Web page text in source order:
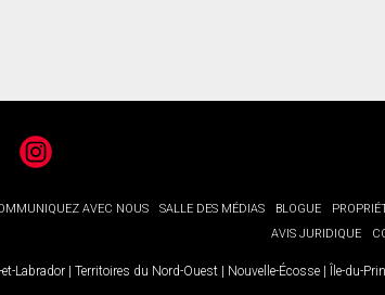
Instagram
AVEC NOUS SALLE DES MÉDIAS BLOGUE
AVIS JURIDIQUE
et-Labrador | Territoires du Nord-Ouest | Nouvelle-Écosse | Île-du-